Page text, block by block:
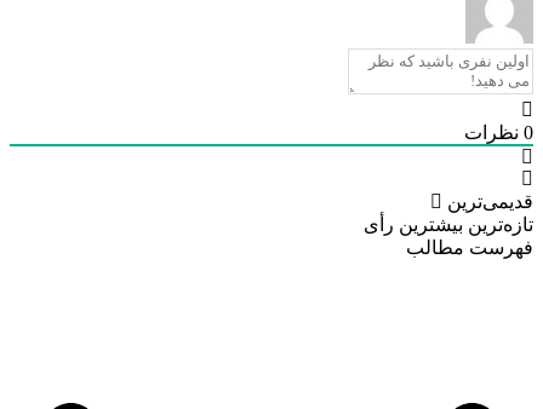
بیشترین رأی
مطالب